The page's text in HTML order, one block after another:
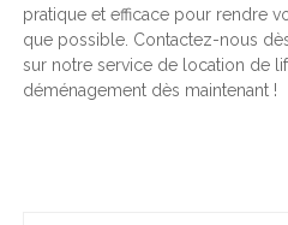
pratique et efficace pour rendre
que possible. Contactez-nous
sur notre service de location de
déménagement dès maintenant !